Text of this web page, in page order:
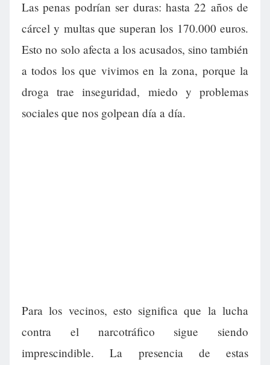
Las penas podrían ser duras: hasta 22 años de
cárcel y multas que superan los 170.000 euros.
Esto no solo afecta a los acusados, sino también
a todos los que vivimos en la zona, porque la
droga trae inseguridad, miedo y problemas
sociales que nos golpean día a día.
Para los vecinos, esto significa que la lucha
contra el narcotráfico sigue siendo
imprescindible. La presencia de estas